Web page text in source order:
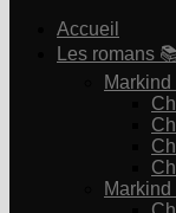
Accueil
Les romans